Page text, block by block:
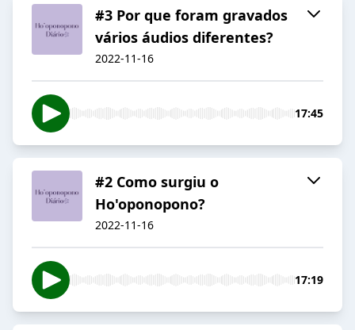
#3 Por que foram gravados
vários áudios diferentes?
2022-11-16
17:45
#2 Como surgiu o
Ho'oponopono?
2022-11-16
17:19